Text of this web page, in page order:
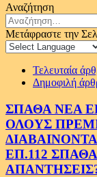
Αναζήτηση
Αναζήτηση
για:
Μετάφραστε την
Τελευταία
Δημοφιλή
ΣΠΑΘΑ ΝΕΑ
ΟΛΟΥΣ
ΕΠ.112